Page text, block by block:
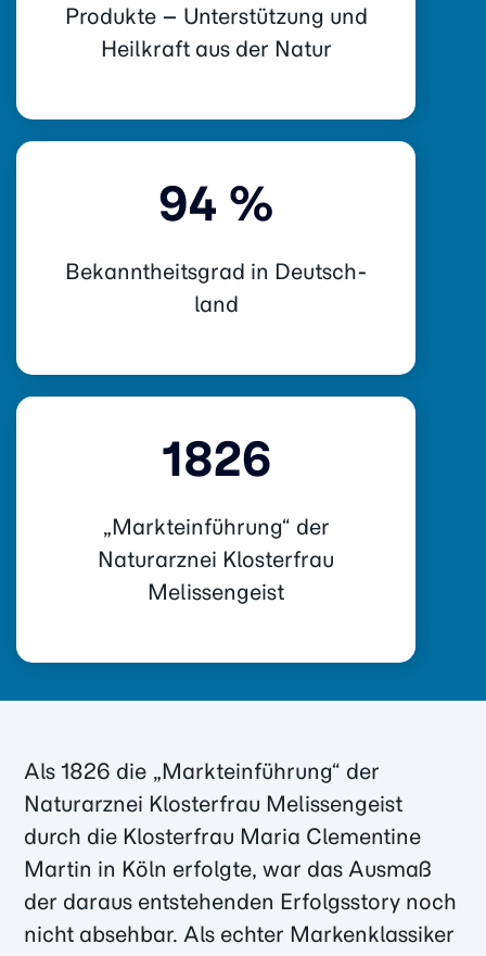
Produkte – Unterstützung und
Heilkraft aus der Natur
94 %
Bekannt­heits­grad in Deutsch­
land
1826
„Markt­ein­führung“ der
Naturarznei Klosterfrau
Melissengeist
Als 1826 die „Markteinführung“ der
Naturarznei Klosterfrau Melissengeist
durch die Klosterfrau Maria Clementine
Martin in Köln erfolgte, war das Ausmaß
der daraus entstehenden Erfolgsstory noch
nicht absehbar. Als echter Markenklassiker